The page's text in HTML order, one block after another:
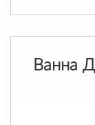
Ванна